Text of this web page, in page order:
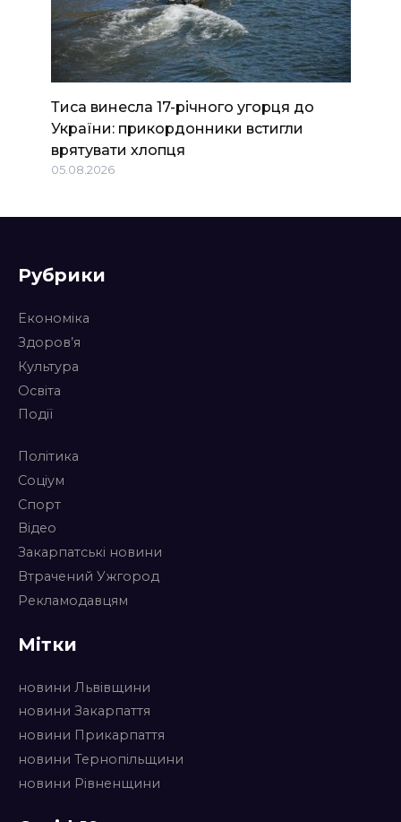
Тиса винесла 17-річного угорця до
України: прикордонники встигли
врятувати хлопця
05.08.2026
Рубрики
Економіка
Здоров’я
Культура
Освіта
Події
Політика
Соціум
Спорт
Відео
Закарпатські новини
Втрачений Ужгород
Рекламодавцям
Мітки
новини Львівщини
новини Закарпаття
новини Прикарпаття
новини Тернопільщини
новини Рівненщини